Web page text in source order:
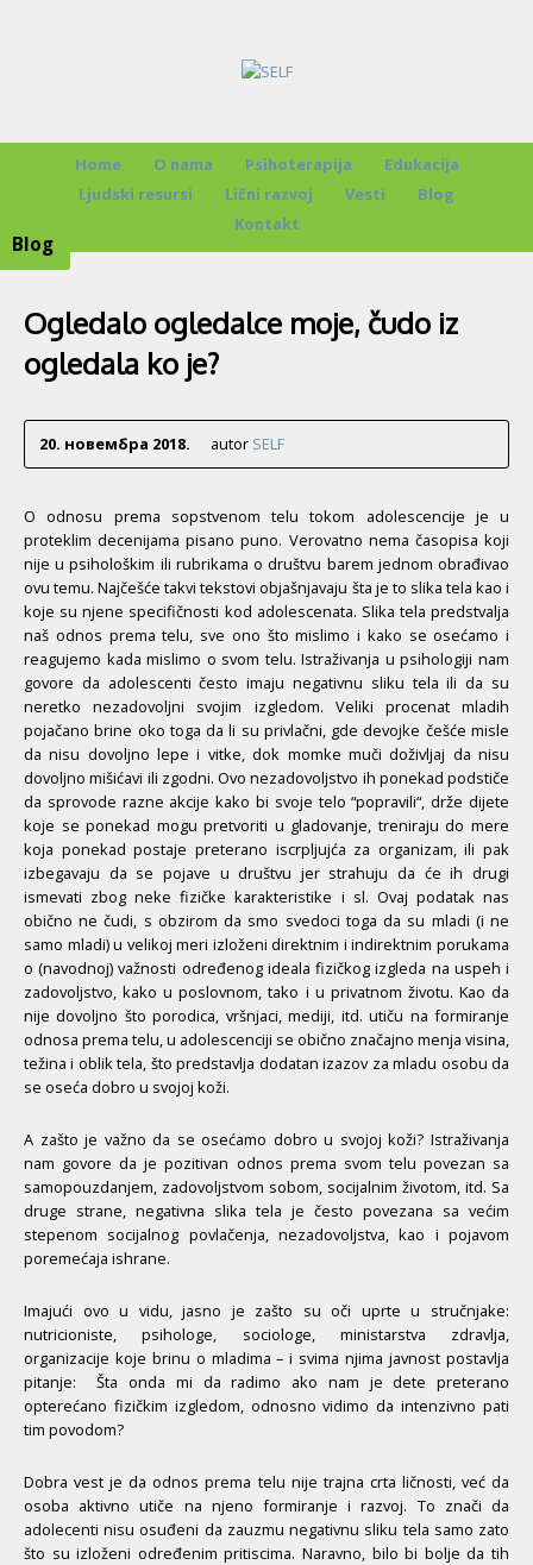
Home O nama Psihoterapija
Edukacija
Ljudski resursi
Lični razvoj Vesti
Blog
Kontakt
Blog
Ogledalo ogledalce moje, čudo iz
ogledala ko je?
20. новембра 2018. autor SELF
O odnosu prema sopstvenom telu tokom adolescencije je u
proteklim decenijama pisano puno. Verovatno nema časopisa koji
nije u psihološkim ili rubrikama o društvu barem jednom obrađivao
ovu temu. Najčešće takvi tekstovi objašnjavaju šta je to slika tela kao i
koje su njene specifičnosti kod adolescenata. Slika tela predstvalja
naš odnos prema telu, sve ono što mislimo i kako se osećamo i
reagujemo kada mislimo o svom telu. Istraživanja u psihologiji nam
govore da adolescenti često imaju negativnu sliku tela ili da su
neretko nezadovoljni svojim izgledom. Veliki procenat mladih
pojačano brine oko toga da li su privlačni, gde devojke češće misle
da nisu dovoljno lepe i vitke, dok momke muči doživljaj da nisu
dovoljno mišićavi ili zgodni. Ovo nezadovoljstvo ih ponekad podstiče
da sprovode razne akcije kako bi svoje telo “popravili“, drže dijete
koje se ponekad mogu pretvoriti u gladovanje, treniraju do mere
koja ponekad postaje preterano iscrpljujća za organizam, ili pak
izbegavaju da se pojave u društvu jer strahuju da će ih drugi
ismevati zbog neke fizičke karakteristike i sl. Ovaj podatak nas
obično ne čudi, s obzirom da smo svedoci toga da su mladi (i ne
samo mladi) u velikoj meri izloženi direktnim i indirektnim porukama
o (navodnoj) važnosti određenog ideala fizičkog izgleda na uspeh i
zadovoljstvo, kako u poslovnom, tako i u privatnom životu. Kao da
nije dovoljno što porodica, vršnjaci, mediji, itd. utiču na formiranje
odnosa prema telu, u adolescenciji se obično značajno menja visina,
težina i oblik tela, što predstavlja dodatan izazov za mladu osobu da
se oseća dobro u svojoj koži.
A zašto je važno da se osećamo dobro u svojoj koži? Istraživanja
nam govore da je pozitivan odnos prema svom telu povezan sa
samopouzdanjem, zadovoljstvom sobom, socijalnim životom, itd. Sa
druge strane, negativna slika tela je često povezana sa većim
stepenom socijalnog povlačenja, nezadovoljstva, kao i pojavom
poremećaja ishrane.
Imajući ovo u vidu, jasno je zašto su oči uprte u stručnjake:
nutricioniste, psihologe, sociologe, ministarstva zdravlja,
organizacije koje brinu o mladima – i svima njima javnost postavlja
pitanje: Šta onda mi da radimo ako nam je dete preterano
opterećano fizičkim izgledom, odnosno vidimo da intenzivno pati
tim povodom?
Dobra vest je da odnos prema telu nije trajna crta ličnosti, već da
osoba aktivno utiče na njeno formiranje i razvoj. To znači da
adolecenti nisu osuđeni da zauzmu negativnu sliku tela samo zato
što su izloženi određenim pritiscima. Naravno, bilo bi bolje da tih